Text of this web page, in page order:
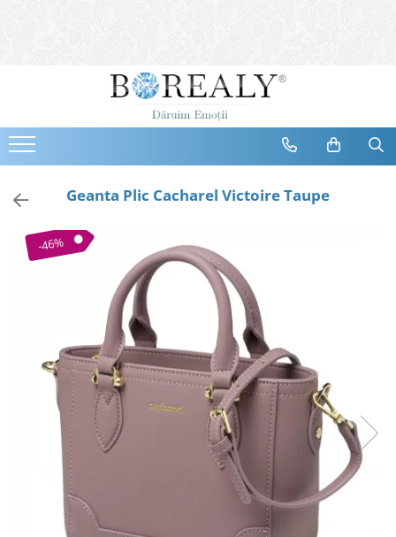
Bijuterii
Cercei
Bratari
Coliere
Brose
Tiare
Bijuterii Mirese
Selectii
Reduceri
Cele mai noi
Cele mai vandute
Cele mai votate
Geanta Plic Cacharel Victoire Taupe
-46%